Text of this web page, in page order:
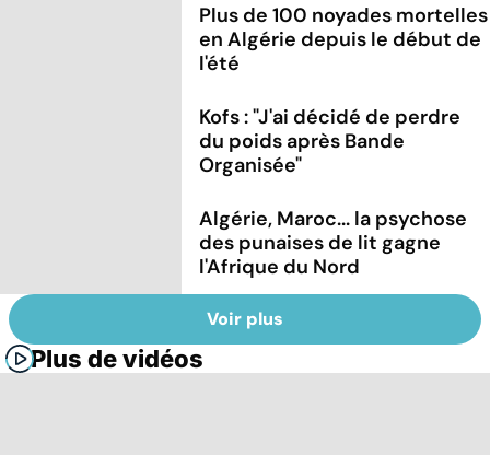
Plus de 100 noyades mortelles
en Algérie depuis le début de
l'été
Kofs : "J'ai décidé de perdre
du poids après Bande
Organisée"
Algérie, Maroc... la psychose
des punaises de lit gagne
l'Afrique du Nord
Voir plus
Plus de vidéos